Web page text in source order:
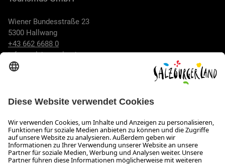
Wiener Bundesstraße 23
5300 Hallwang
+43 662 6688 0
info@salzburgerland.com
Wir freuen uns auf Ihre Anfrage!
Gerne stehen wir Ihnen von Montag bis Donnerstag von 08:00
bis 17:30 Uhr und am Freitag von 08:00 bis 17:00 Uhr zur
Verfügung.